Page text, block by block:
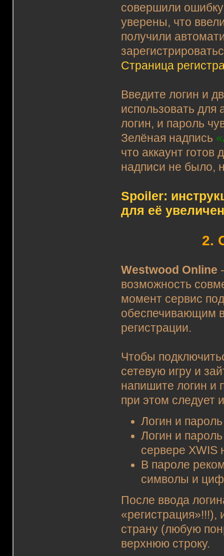
совершили
уверены, что
получили
Страница
Введите логин и
использовать для
логин, и пароль
Зелёная надпись
что аккаунт
надписи не было,
Spoiler:
для её
2.
Westwood Online
возможность
момент сервис
обеспечивающим
регистрации.
Чтобы
сетевую игру и
напишите логин и
при этом следует
Логин и
Логин и
сервере XWIS
В пароле
символы и
После ввода
страну (любую
верхнюю строку.